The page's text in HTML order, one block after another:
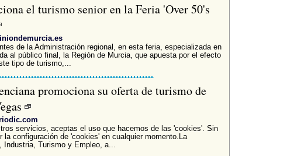
el turismo senior en la Feria 'Over 50's
de la Administración regional, en esta feria, especializada en
al público final, la Región de Murcia, que apuesta por el efecto
tipo de turismo,...
promociona su oferta de turismo de
servicios, aceptas el uso que hacemos de las 'cookies'. Sin
la configuración de 'cookies' en cualquier momento.La
Turismo y Empleo, a...